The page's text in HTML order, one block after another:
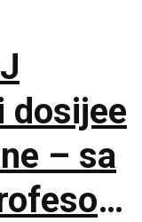
dosijee
– sa